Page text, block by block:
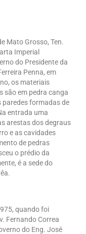
Mato Grosso, Ten.
Imperial
do Presidente da
Penna, em
os materiais
são em pedra canga
paredes formadas de
entrada uma
arestas dos degraus
e as cavidades
de pedras
o prédio da
é a sede do
quando foi
Fernando Correa
do Eng. José